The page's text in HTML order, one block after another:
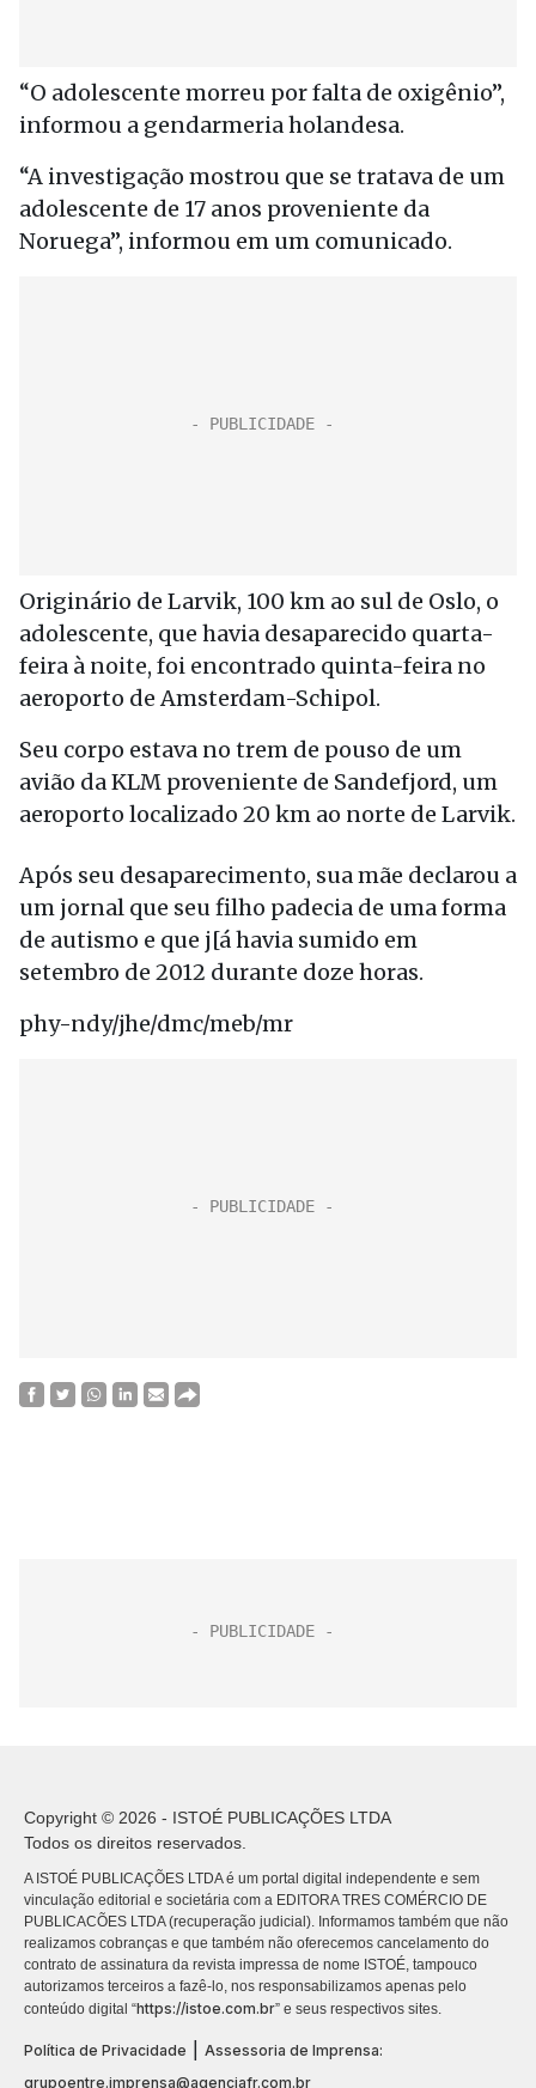
“O adolescente morreu por falta de oxigênio”,
informou a gendarmeria holandesa.
“A investigação mostrou que se tratava de um
adolescente de 17 anos proveniente da
Noruega”, informou em um comunicado.
Originário de Larvik, 100 km ao sul de Oslo, o
adolescente, que havia desaparecido quarta-
feira à noite, foi encontrado quinta-feira no
aeroporto de Amsterdam-Schipol.
Seu corpo estava no trem de pouso de um
avião da KLM proveniente de Sandefjord, um
aeroporto localizado 20 km ao norte de Larvik.
Após seu desaparecimento, sua mãe declarou a
um jornal que seu filho padecia de uma forma
de autismo e que j[á havia sumido em
setembro de 2012 durante doze horas.
phy-ndy/jhe/dmc/meb/mr
Copyright © 2026 - ISTOÉ PUBLICAÇÕES LTDA
Todos os direitos reservados.
A ISTOÉ PUBLICAÇÕES LTDA é um portal digital independente e sem
vinculação editorial e societária com a EDITORA TRES COMÉRCIO DE
PUBLICACÕES LTDA (recuperação judicial). Informamos também que não
realizamos cobranças e que também não oferecemos cancelamento do
contrato de assinatura da revista impressa de nome ISTOÉ, tampouco
autorizamos terceiros a fazê-lo, nos responsabilizamos apenas pelo
conteúdo digital “https://istoe.com.br” e seus respectivos sites.
Política de Privacidade
Assessoria de Imprensa:
grupoentre.imprensa@agenciafr.com.br